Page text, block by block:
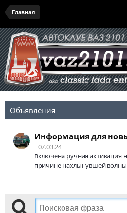
Главная
Объявления
Информация для
07.03.24
Включена ручная активация
причине нахлынувшей волны